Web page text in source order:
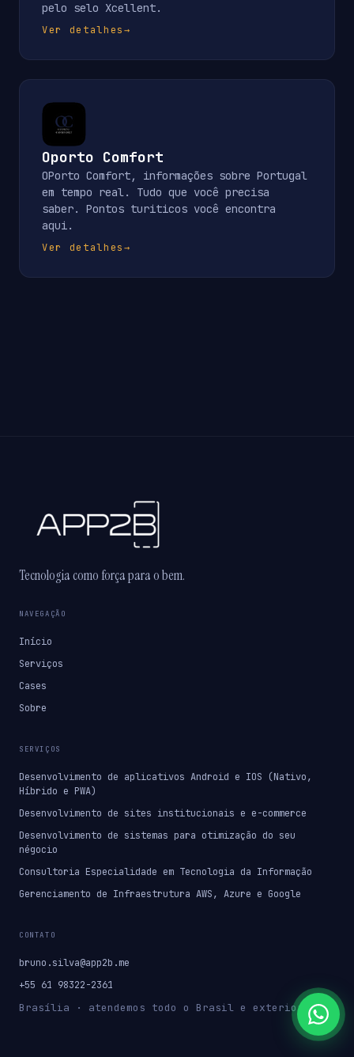
pelo selo Xcellent.
Ver detalhes→
Oporto Comfort
OPorto Comfort, informações sobre Portugal
em tempo real. Tudo que você precisa
saber. Pontos turiticos você encontra
aqui.
Ver detalhes→
Tecnologia como força para o bem.
NAVEGAÇÃO
Início
Serviços
Cases
Sobre
SERVIÇOS
Desenvolvimento de aplicativos Android e IOS (Nativo,
Híbrido e PWA)
Desenvolvimento de sites institucionais e e-commerce
Desenvolvimento de sistemas para otimização do seu
négocio
Consultoria Especialidade em Tecnologia da Informação
Gerenciamento de Infraestrutura AWS, Azure e Google
CONTATO
bruno.silva@app2b.me
+55 61 98322-2361
Brasília · atendemos todo o Brasil e exterior